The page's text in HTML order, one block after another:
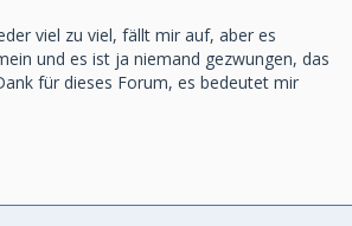
viel zu viel, fällt mir auf, aber es
und es ist ja niemand gezwungen, das
für dieses Forum, es bedeutet mir